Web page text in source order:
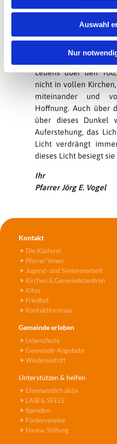
Auswahl
Nur
massiv einschränkt,
über die Völker
Glaubenden die
uns aufgehen. D.h.
Lebens über den
nicht in vollen
miteinander und
Hoffnung. Auch über
über dieses Dunkel
Auferstehung, das
Licht verdrängt
dieses Licht besiegt sie
Ihr
Pfarrer Jörg E. Vogel
Kontakt
Die Küsterei
Pfarrer*innen
Jugend- und Seniorenarbeit
Kirchen & Gemeindezentren
Kitas
Friedhof
Kontaktformular
Gemeinde erleben
Lebensfeste
Gemeinde-Angebote
Wiedereintritt
Unterstützen & helfen
Ehrenamtlich aktiv
LAIB & SEELE
Spenden
Fördervereine
Hanna-Stiftung